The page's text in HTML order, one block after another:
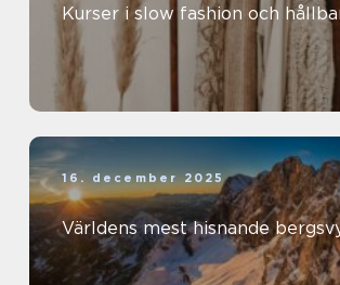
Kurser i slow fashion och
16. december 2025
Världens mest hisnande